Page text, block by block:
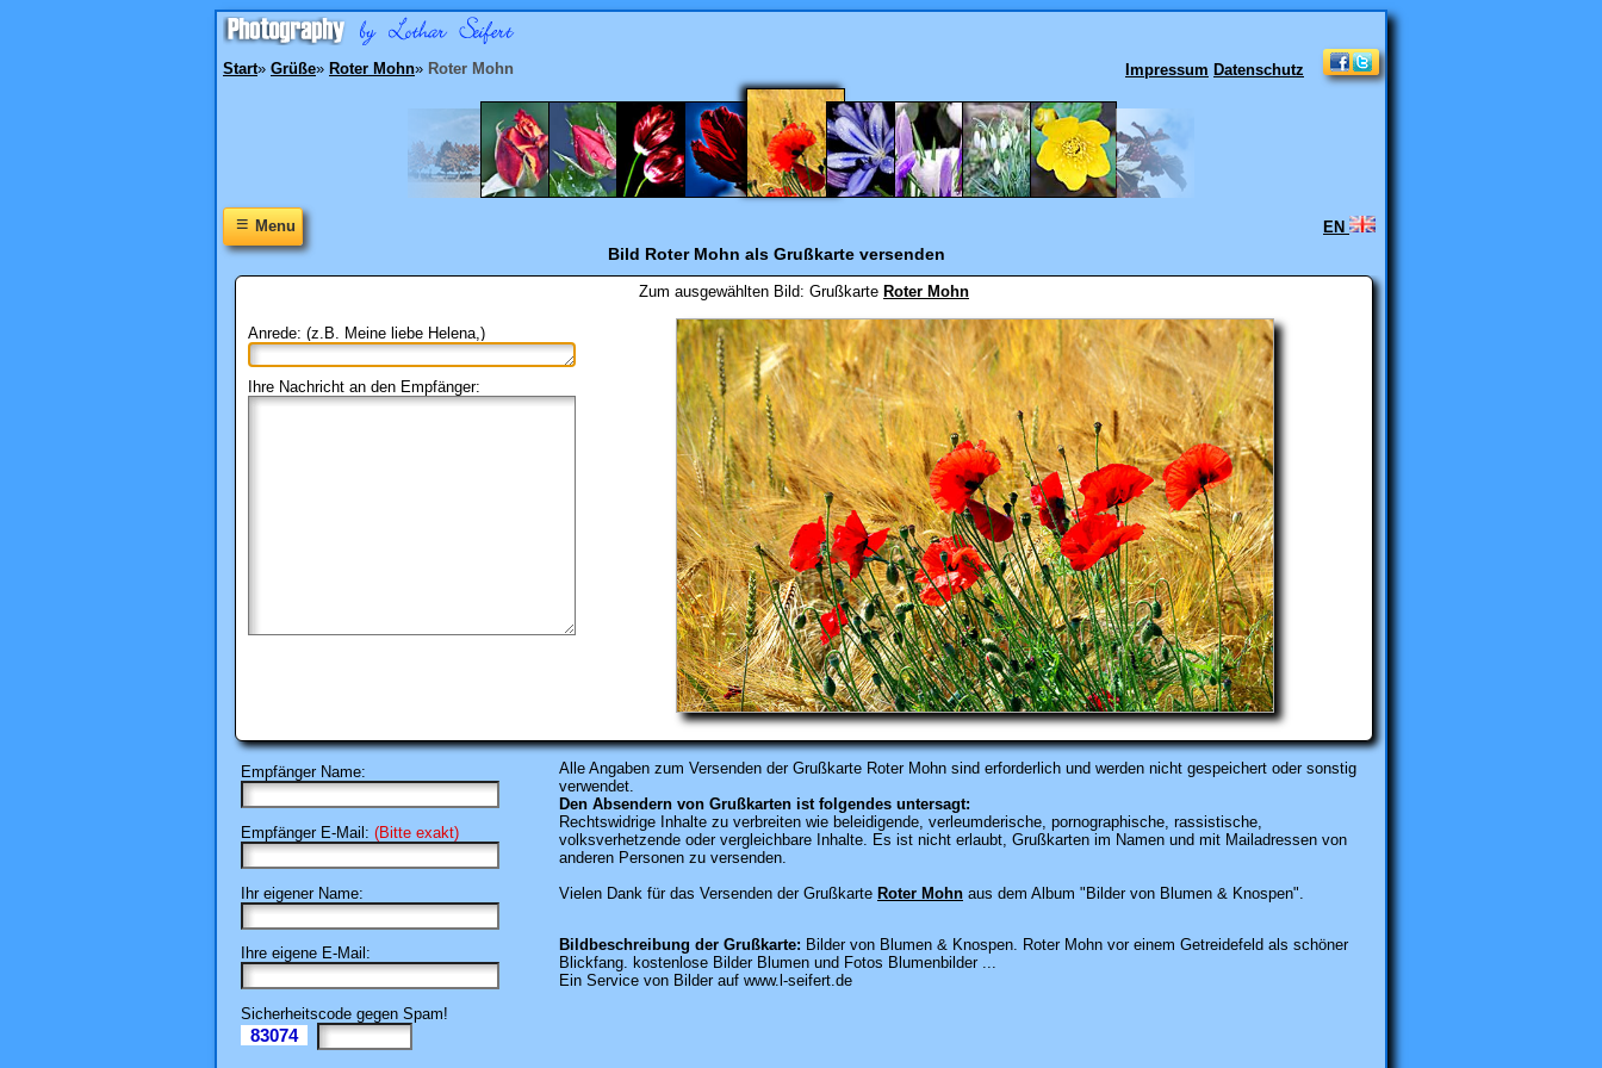
Impressum Datenschutz
Start» Grüße» Roter Mohn» Roter Mohn
≡Menu EN
Bild Roter Mohn als Grußkarte versenden
Zum ausgewählten Bild: Grußkarte Roter Mohn
Anrede: (z.B. Meine liebe Helena,)
Ihre Nachricht an den Empfänger:
Empfänger Name:
Empfänger E-Mail: (Bitte exakt)
Ihr eigener Name:
Ihre eigene E-Mail:
Sicherheitscode gegen Spam!
83074Il
Alle Angaben zum Versenden der Grußkarte Roter Mohn sind erforderlich und werden nicht gespeichert oder sonstig
verwendet.
Den Absendern von Grußkarten ist folgendes untersagt:
Rechtswidrige Inhalte zu verbreiten wie beleidigende, verleumderische, pornographische, rassistische,
volksverhetzende oder vergleichbare Inhalte. Es ist nicht erlaubt, Grußkarten im Namen und mit Mailadressen von
anderen Personen zu versenden.
Vielen Dank für das Versenden der Grußkarte Roter Mohn aus dem Album "Bilder von Blumen & Knospen".
Bildbeschreibung der Grußkarte: Bilder von Blumen & Knospen. Roter Mohn vor einem Getreidefeld als schöner
Blickfang. kostenlose Bilder Blumen und Fotos Blumenbilder ...
Ein Service von Bilder auf www.l-seifert.de